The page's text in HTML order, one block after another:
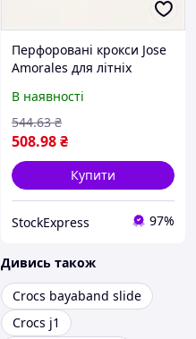
Перфоровані крокси Jose
Amorales для літніх
В наявності
508.98₴
544.63 ₴
Купити
StockExpress 97%
Дивись також
Crocs bayaband slide
Crocs j1